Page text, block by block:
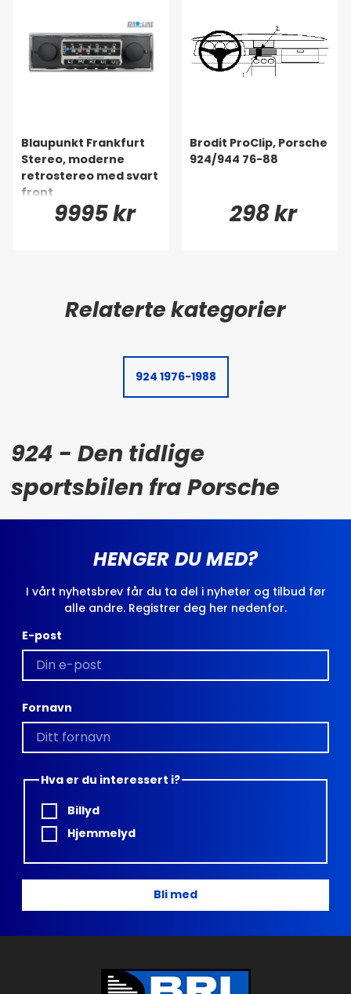
Blaupunkt Frankfurt
Stereo, moderne
retrostereo med svart
front
9995 kr
Brodit ProClip, Porsche
924/944 76-88
298 kr
924 1976-1988
924 - Den tidlige
sportsbilen fra Porsche
HENGER DU MED?
I vårt nyhetsbrev får du ta del i nyheter og tilbud før
alle andre. Registrer deg her nedenfor.
E-post
Fornavn
Hva er du interessert i?
Billyd
Hjemmelyd
Bli med